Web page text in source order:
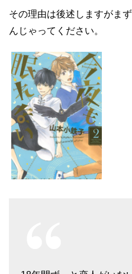
その理由は後述しますがま
んじゃってください。